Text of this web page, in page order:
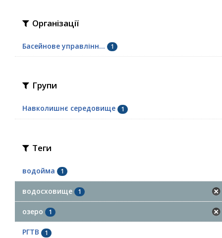
Організації
Басейнове управлінн... 1
Групи
Навколишнє середовище 1
Теги
водойма 1
водосховище 1
озеро 1
РГТВ 1